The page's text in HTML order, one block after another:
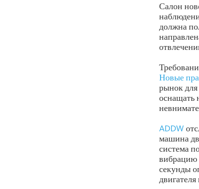
Салон
должна
Новые
рынок
оснащать
ADDW
машина
система
вибрацию
секунды